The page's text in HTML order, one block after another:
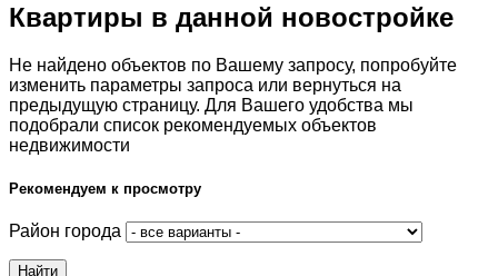
Квартиры в данной новостройке
Не найдено объектов по Вашему запросу, попробуйте
изменить параметры запроса или вернуться на
предыдущую страницу. Для Вашего удобства мы
подобрали список рекомендуемых объектов
недвижимости
Рекомендуем к просмотру
Район города